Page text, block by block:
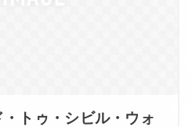
・トゥ・シビル・ウォ